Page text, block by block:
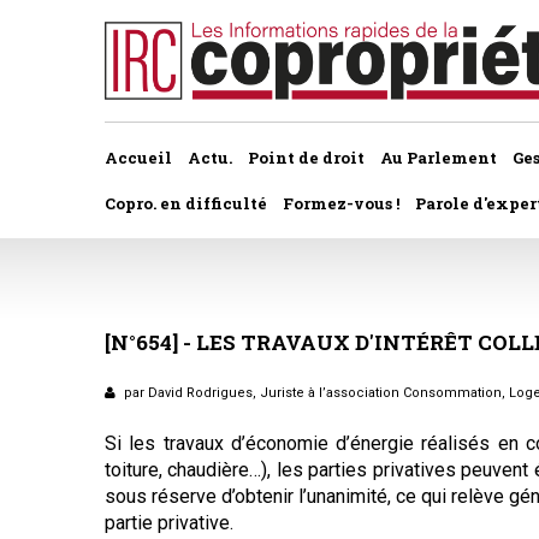
Accueil Actu.
Études et rapports
•
Point de droit Au Parlement
Association syndicale de
Assemblée générale
Application du statut
Convocations
Pouvoirs
Bureaux de l'assemblée
Vote des résolutions
Copro. en difficulté Formez-vous ! Parole
[N°654] - LES TRAVAUX D'INTÉRÊT
par David Rodrigues, Juriste à l’association Consommation,
Si les travaux d’économie d’énergie réalisés
toiture, chaudière…), les parties privatives
sous réserve d’obtenir l’unanimité, ce qui relève
partie privative.